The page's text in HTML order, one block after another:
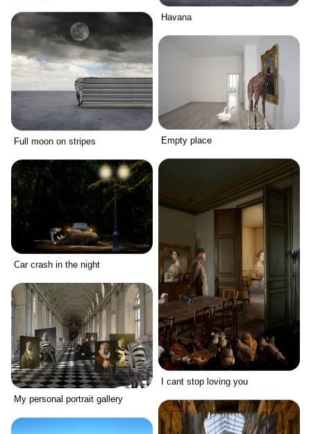
Havana
Full moon on stripes Empty place
I cant stop loving you
Car crash in the night
My personal portrait gallery